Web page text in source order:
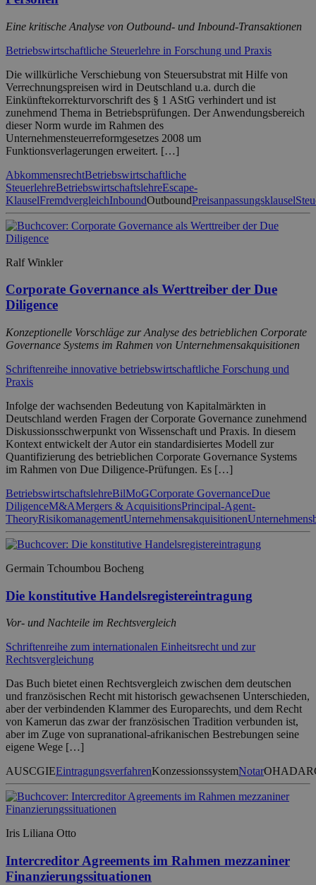
Eine kritische Analyse von Outbound- und Inbound-Transaktionen
Betriebswirtschaftliche Steuerlehre in Forschung und Praxis
Die willkürliche Verschiebung von Steuersubstrat mit Hilfe von
Verrechnungspreisen wird in Deutschland u.a. durch die
Einkünftekorrekturvorschrift des § 1 AStG verhindert und ist
zunehmend Thema in Betriebsprüfungen. Der Anwendungsbereich
dieser Norm wurde im Rahmen des
Unternehmensteuerreformgesetzes 2008 um
Funktionsverlagerungen erweitert. […]
AbkommensrechtBetriebswirtschaftliche
SteuerlehreBetriebswirtschaftslehreEscape-
KlauselFremdvergleichInboundOutboundPreisanpassungsklausel
Ralf Winkler
Corporate Governance als Werttreiber der Due
Diligence
Konzeptionelle Vorschläge zur Analyse des betrieblichen Corporate
Governance Systems im Rahmen von Unternehmensakquisitionen
Schriftenreihe innovative betriebswirtschaftliche Forschung und
Praxis
Infolge der wachsenden Bedeutung von Kapitalmärkten in
Deutschland werden Fragen der Corporate Governance zunehmend
Diskussionsschwerpunkt von Wissenschaft und Praxis. In diesem
Kontext entwickelt der Autor ein standardisiertes Modell zur
Quantifizierung des betrieblichen Corporate Governance Systems
im Rahmen von Due Diligence-Prüfungen. Es […]
BetriebswirtschaftslehreBilMoGCorporate GovernanceDue
DiligenceM&AMergers & AcquisitionsPrincipal-Agent-
TheoryRisikomanagementUnternehmensakquisitionen
Germain Tchoumbou Bocheng
Die konstitutive Handelsregistereintragung
Vor- und Nachteile im Rechtsvergleich
Schriftenreihe zum internationalen Einheitsrecht und zur
Rechtsvergleichung
Das Buch bietet einen Rechtsvergleich zwischen dem deutschen
und französischen Recht mit historisch gewachsenen Unterschieden,
aber der verbindenden Klammer des Europarechts, und dem Recht
von Kamerun das zwar der französischen Tradition verbunden ist,
aber im Zuge von supranational-afrikanischen Bestrebungen seine
eigene Wege […]
AUSCGIEEintragungsverfahrenKonzessionssystemNotarOHADA
Iris Liliana Otto
Intercreditor Agreements im Rahmen mezzaniner
Finanzierungssituationen